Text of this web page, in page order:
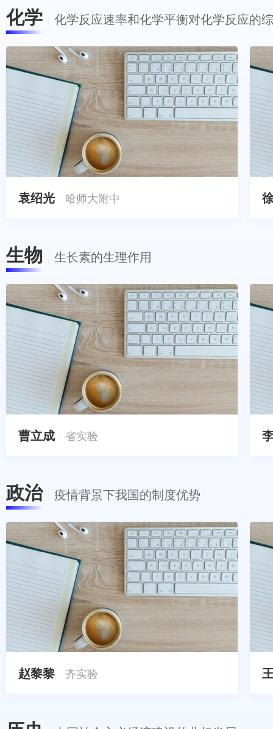
化学 化学反应速率和化学平衡对化学反应的
袁绍光 哈师大附中
生物 生长素的生理作用
曹立成 省实验
政治 疫情背景下我国的制度优势
赵黎黎 齐实验